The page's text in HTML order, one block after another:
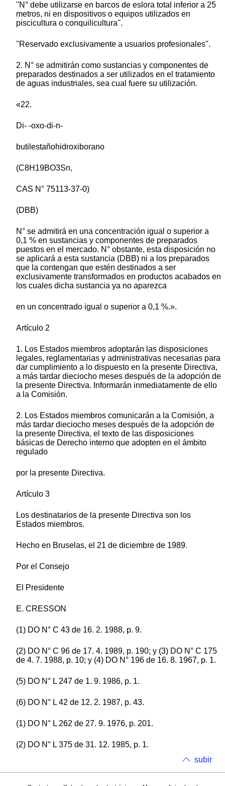
''N° debe utilizarse en barcos de eslora total inferior a 25
metros, ni en dispositivos o equipos utilizados en
piscicultura o conquilicultura''.
''Reservado exclusivamente a usuarios profesionales''.
2. N° se admitirán como sustancias y componentes de
preparados destinados a ser utilizados en el tratamiento
de aguas industriales, sea cual fuere su utilización.
«22.
Di- -oxo-di-n-
butilestañohidroxiborano
(C8H19BO3Sn,
CAS N° 75113-37-0)
(DBB)
N° se admitirá en una concentración igual o superior a
0,1 % en sustancias y componentes de preparados
puestos en el mercado. N° obstante, esta disposición no
se aplicará a esta sustancia (DBB) ni a los preparados
que la contengan que estén destinados a ser
exclusivamente transformados en productos acabados en
los cuales dicha sustancia ya no aparezca
en un concentrado igual o superior a 0,1 %.».
Artículo 2
1. Los Estados miembros adoptarán las disposiciones
legales, reglamentarias y administrativas necesarias para
dar cumplimiento a lo dispuesto en la presente Directiva,
a más tardar dieciocho meses después de la adopción de
la presente Directiva. Informarán inmediatamente de ello
a la Comisión.
2. Los Estados miembros comunicarán a la Comisión, a
más tardar dieciocho meses después de la adopción de
la presente Directiva, el texto de las disposiciones
básicas de Derecho interno que adopten en el ámbito
regulado
por la presente Directiva.
Artículo 3
Los destinatarios de la presente Directiva son los
Estados miembros.
Hecho en Bruselas, el 21 de diciembre de 1989.
Por el Consejo
El Presidente
E. CRESSON
(1) DO N° C 43 de 16. 2. 1988, p. 9.
(2) DO N° C 96 de 17. 4. 1989, p. 190; y (3) DO N° C 175
de 4. 7. 1988, p. 10; y (4) DO N° 196 de 16. 8. 1967, p. 1.
(5) DO N° L 247 de 1. 9. 1986, p. 1.
(6) DO N° L 42 de 12. 2. 1987, p. 43.
(1) DO N° L 262 de 27. 9. 1976, p. 201.
(2) DO N° L 375 de 31. 12. 1985, p. 1.
subir